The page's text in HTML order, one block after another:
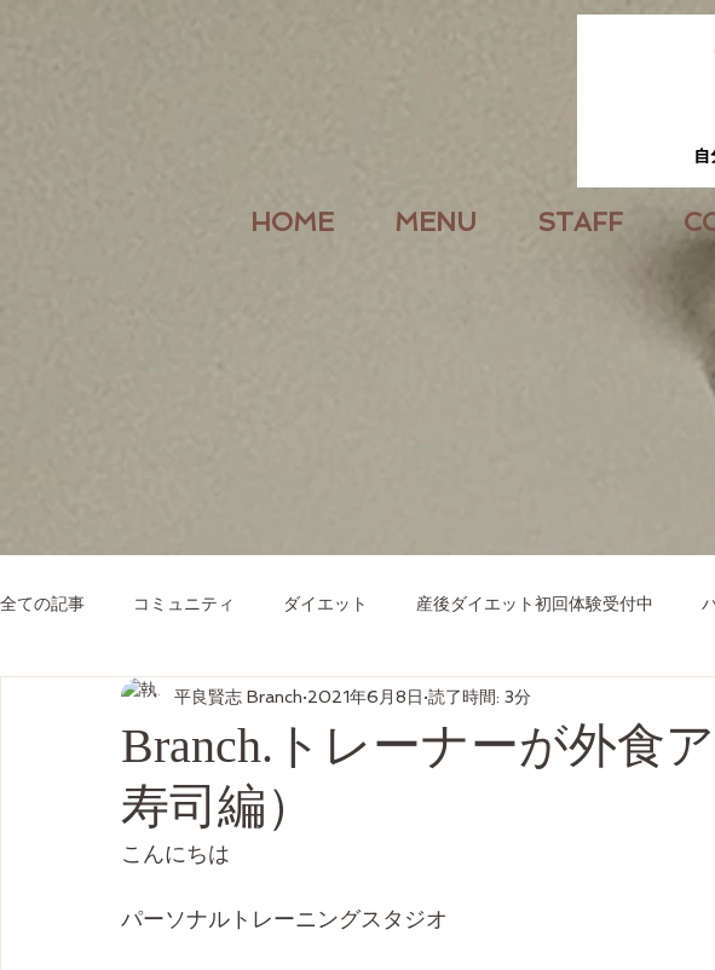
HOME MENU STAFF
全ての記事 コミュニティ ダイエット 産後ダイエット初回体験受付中
Branch.トレーナーが外食
寿司編）
平良賢志 Branch 2021年6月8日 読了時間: 3分
こんにちは
パーソナルトレーニングスタジオ